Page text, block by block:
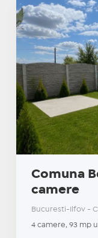
Comuna
camere
Bucuresti-Ilfov -
4 camere, 93 mp